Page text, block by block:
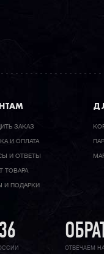
ЗАКАЗ
И ОПЛАТА
И ОТВЕТЫ
ТОВАРА
И ПОДАРКИ
ОТВЕЧАЕМ